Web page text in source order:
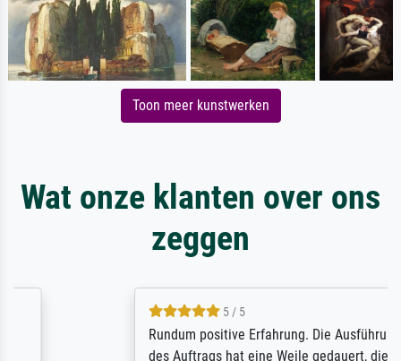
Toon meer kunstwerken
Wat onze klanten over ons
zeggen
5 / 5
Rundum positive Erfahrung. Die Ausführung
des Auftrags hat eine Weile gedauert, die